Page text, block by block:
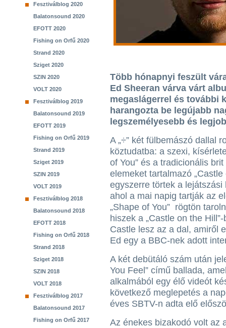
Fesztiválblog 2020
Balatonsound 2020
EFOTT 2020
Fishing on Orfű 2020
Strand 2020
Sziget 2020
SZIN 2020
VOLT 2020
Fesztiválblog 2019
Balatonsound 2019
EFOTT 2019
Fishing on Orfű 2019
Strand 2019
Sziget 2019
SZIN 2019
VOLT 2019
Fesztiválblog 2018
Balatonsound 2018
EFOTT 2018
Fishing on Orfű 2018
Strand 2018
Sziget 2018
SZIN 2018
VOLT 2018
Fesztiválblog 2017
Balatonsound 2017
Fishing on Orfű 2017
Több hónapnyi feszült
Ed Sheeran várva várt
megaslágerrel és további
harangozta be legújabb
legszemélyesebb és
A „÷” két fülbemászó dallal
köztudatba: a szexi,
of You” és a tradicionális brit
elemeket tartalmazó „Castle
egyszerre törtek a lejátszási
ahol a mai napig tartják az
„Shape of You” rögtön
hiszek a „Castle on the
Castle lesz az a dal, amiről
Ed egy a BBC-nek adott
A két debütáló szám után
You Feel” című ballada,
alkalmából egy élő videót
következő meglepetés a
éves SBTV-n adta elő
Az énekes bizakodó volt az